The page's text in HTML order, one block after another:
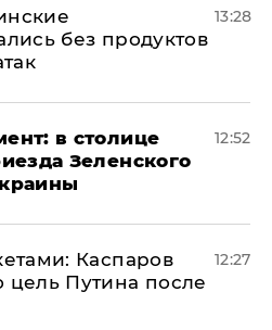
без продуктов
13:28
в столице
Зеленского
12:52
Каспаров
Путина после
12:27